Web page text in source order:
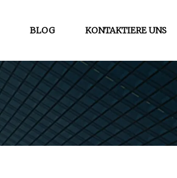
BLOG KONTAKTIERE UNS